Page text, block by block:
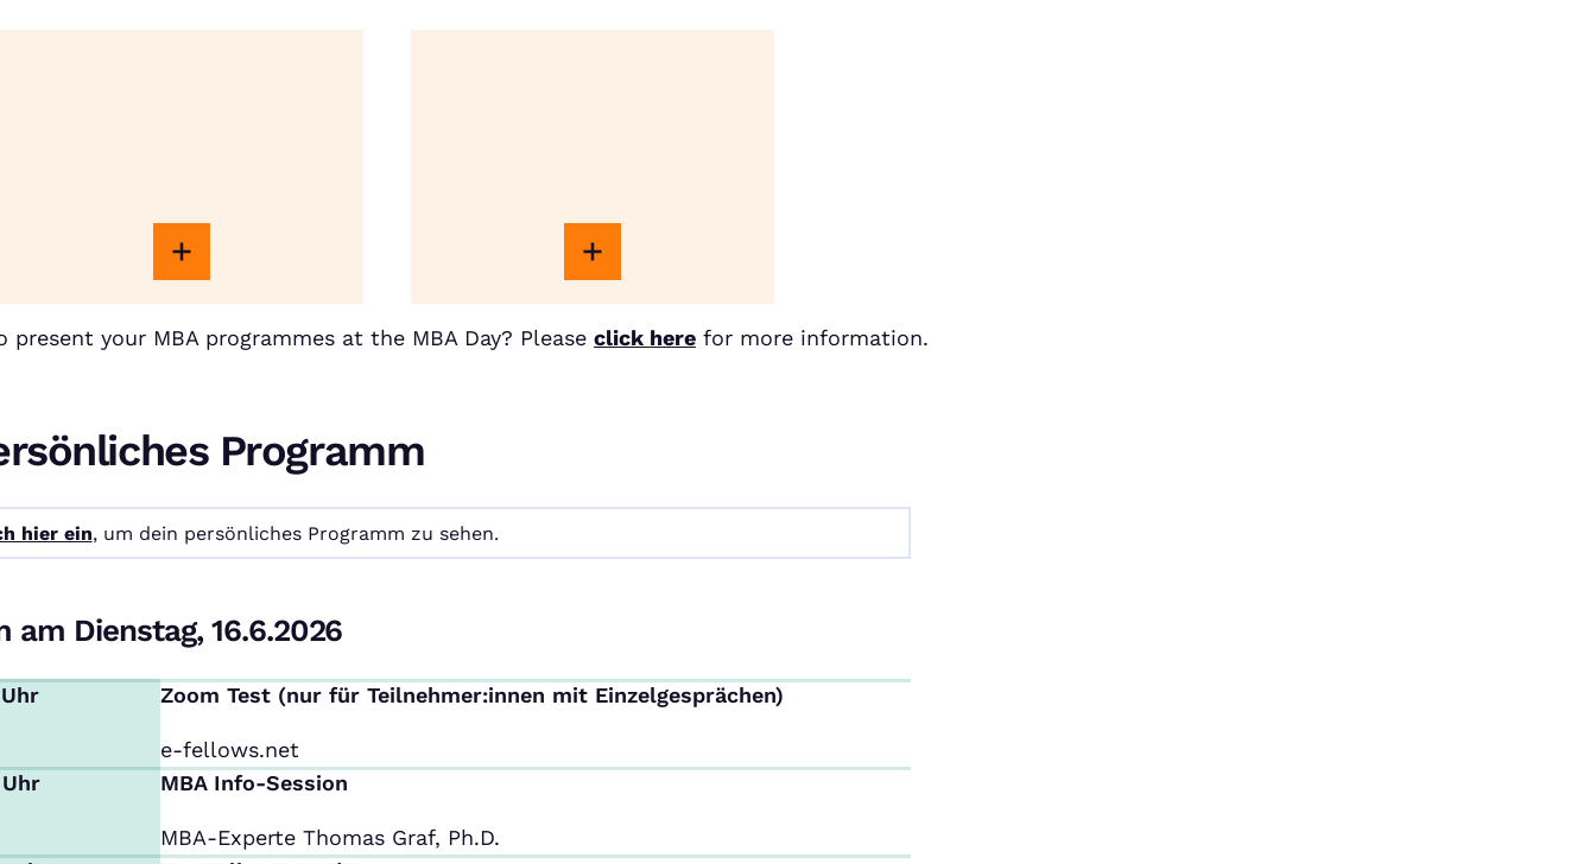
your MBA programmes at the MBA Day? Please click here for more information.
Programm
hier ein, um dein persönliches Programm zu sehen.
am Dienstag, 16.6.2026
Zoom Test (nur für Teilnehmer:innen mit Einzelgesprächen)
e-fellows.net
MBA Info-Session
MBA-Experte Thomas Graf, Ph.D.